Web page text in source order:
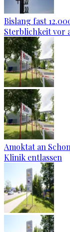
Bislang fast
Sterblichkeit vor
Amoktat an
Klinik entlassen